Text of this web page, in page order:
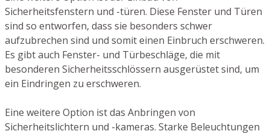
Sicherheitsfenstern und -türen. Diese Fenster und Türen
sind so entworfen, dass sie besonders schwer
aufzubrechen sind und somit einen Einbruch erschweren.
Es gibt auch Fenster- und Türbeschläge, die mit
besonderen Sicherheitsschlössern ausgerüstet sind, um
ein Eindringen zu erschweren.
Eine weitere Option ist das Anbringen von
Sicherheitslichtern und -kameras. Starke Beleuchtungen